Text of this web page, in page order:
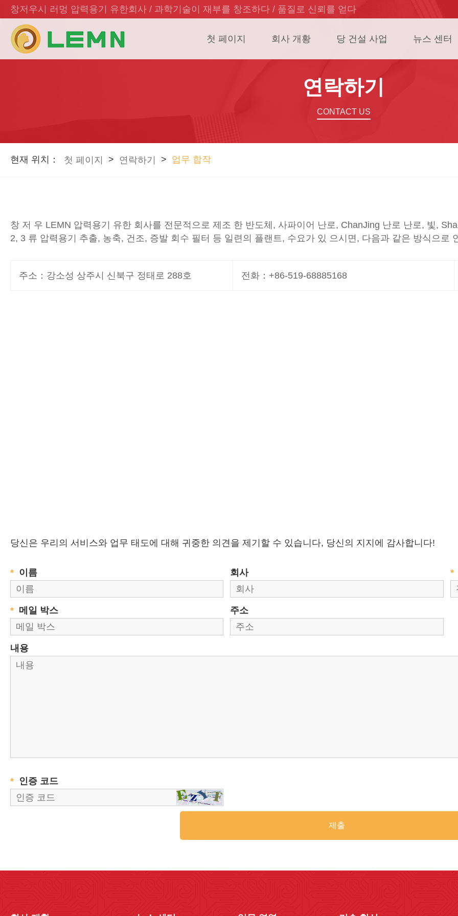
창저우시 러멍 압력용기 유한회사 / 과학기술이 재부를 창조하다 / 품질로 신뢰를 얻다
첫 페이지 회사 개황 당 건설 사업 뉴스 센터
연락하기
CONTACT US
현재 위치： 첫 페이지 > 연락하기 > 업무 합작
창 저 우 LEMN 압력용기 유한 회사를 전문적으로 제조 한 반도체, 사파이어 난로, ChanJing 난로 난로, 빛,
2, 3 류 압력용기 추출, 농축, 건조, 증발 회수 필터 등 일련의 플랜트, 수요가 있 으시면, 다음과 같은 방식으로
주소：강소성 상주시 신북구 정태로 288호 전화：+86-519-68885168
당신은 우리의 서비스와 업무 태도에 대해 귀중한 의견을 제기할 수 있습니다, 당신의 지지에 감사합니다!
* 이름 회사 *
* 메일 박스 주소
내용
* 인증 코드